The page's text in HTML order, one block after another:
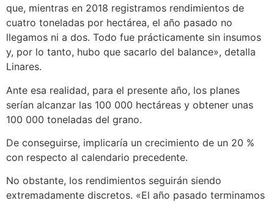
que, mientras en 2018 registramos rendimientos de
cuatro toneladas por hectárea, el año pasado no
llegamos ni a dos. Todo fue prácticamente sin insumos
y, por lo tanto, hubo que sacarlo del balance», detalla
Linares.
Ante esa realidad, para el presente año, los planes
serían alcanzar las 100 000 hectáreas y obtener unas
100 000 toneladas del grano.
De conseguirse, implicaría un crecimiento de un 20 %
con respecto al calendario precedente.
No obstante, los rendimientos seguirán siendo
extremadamente discretos. «El año pasado terminamos